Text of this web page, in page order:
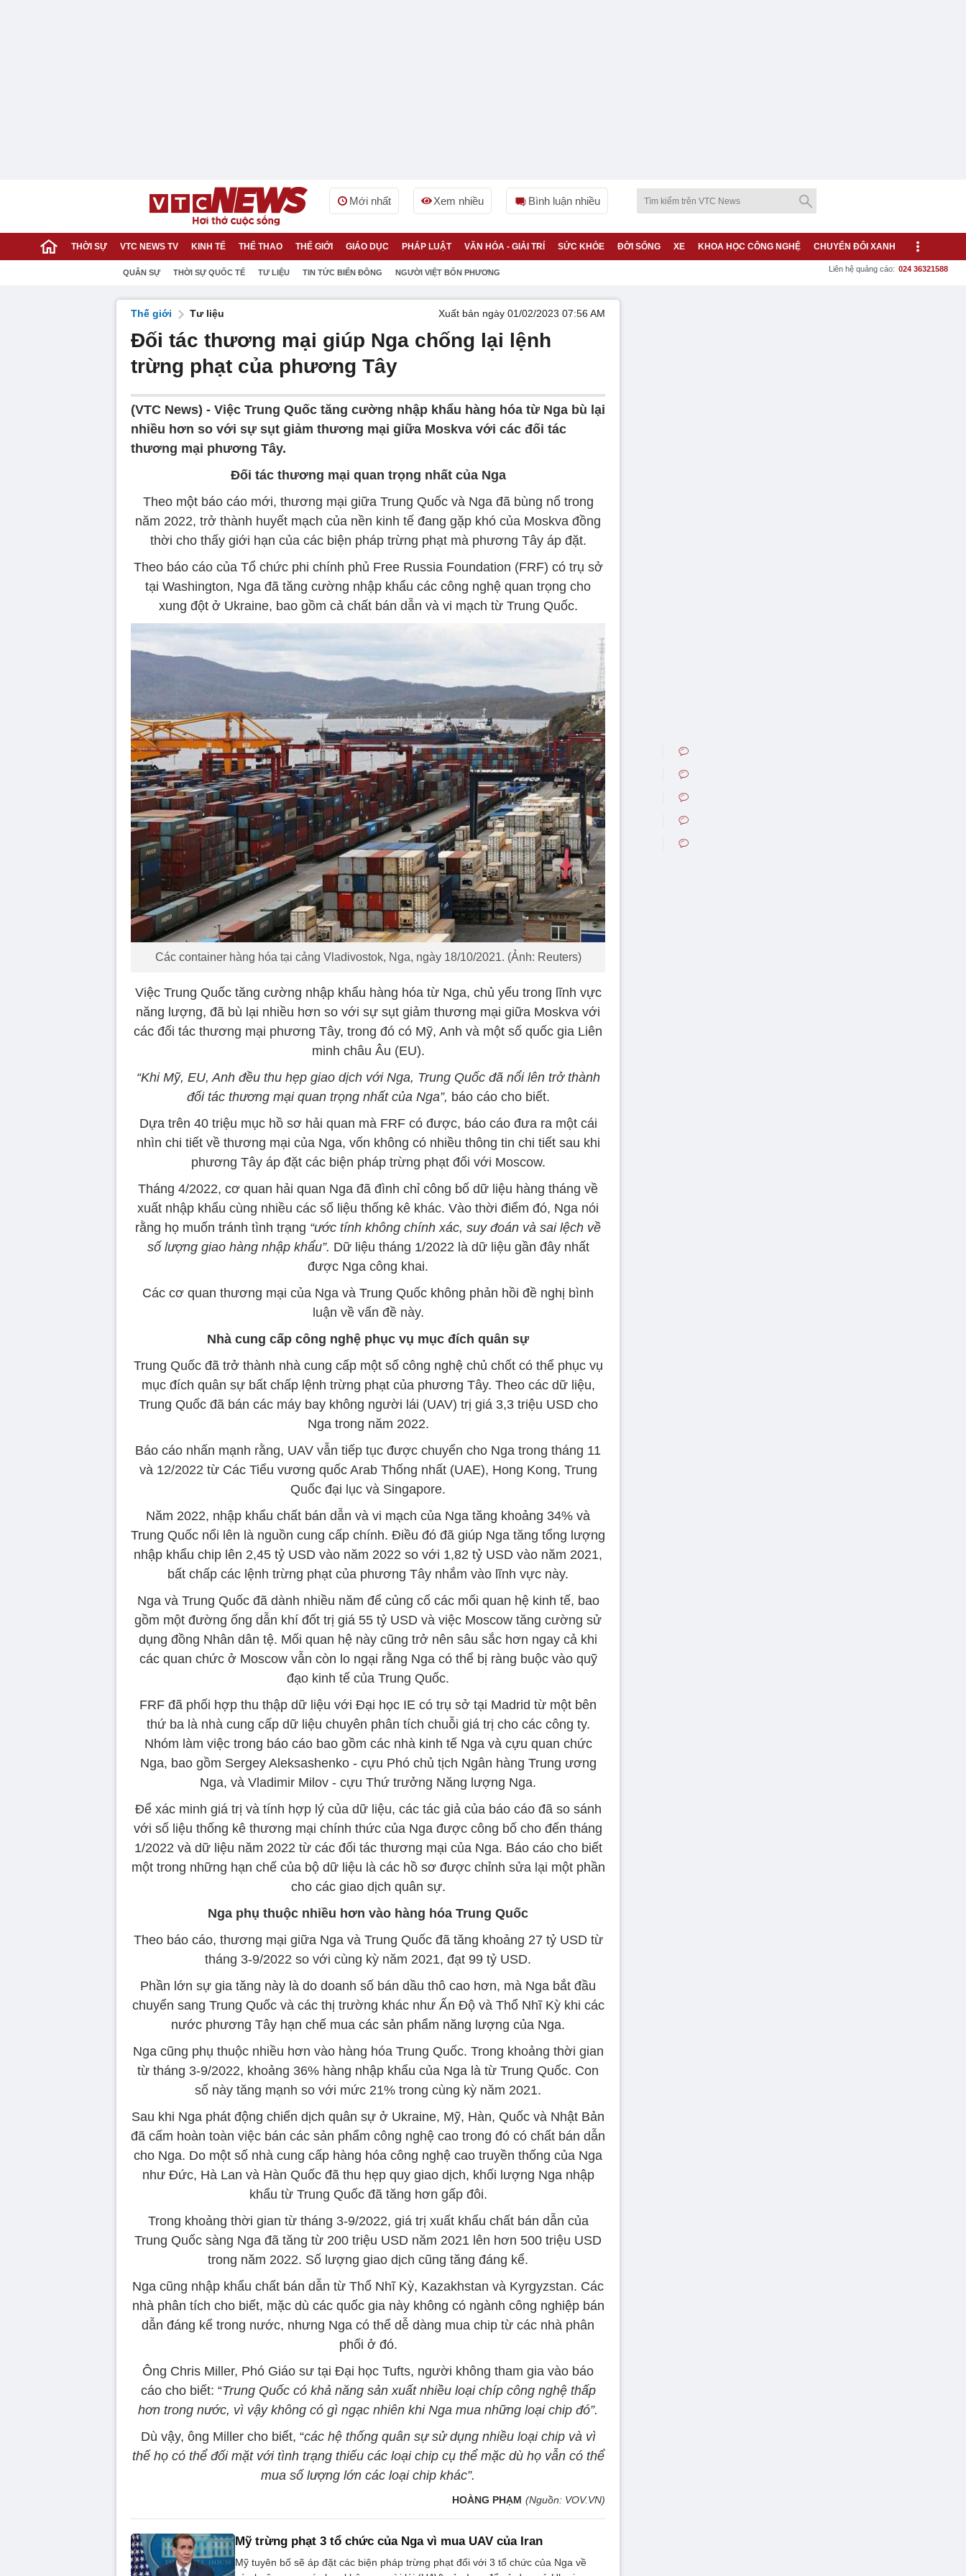
Mới nhất Xem nhiều Bình luận nhiều
THỜI SỰ VTC NEWS TV KINH TẾ THỂ THAO THẾ GIỚI GIÁO DỤC PHÁP LUẬT VĂN HÓA - GIẢI TRÍ SỨC KHỎE ĐỜI SỐNG XE KHOA HỌC CÔNG NGHỆ CHUYỂN ĐỔI XANH
QUÂN SỰ THỜI SỰ QUỐC TẾ TƯ LIỆU TIN TỨC BIỂN ĐÔNG NGƯỜI VIỆT BỐN PHƯƠNG Liên hệ quảng cáo: 024 36321588
Thế giới Tư liệu Xuất bản ngày 01/02/2023 07:56 AM
Đối tác thương mại giúp Nga chống lại lệnh
trừng phạt của phương Tây
(VTC News) - Việc Trung Quốc tăng cường nhập khẩu hàng hóa từ Nga bù lại
nhiều hơn so với sự sụt giảm thương mại giữa Moskva với các đối tác
thương mại phương Tây.
Đối tác thương mại quan trọng nhất của Nga
Theo một báo cáo mới, thương mại giữa Trung Quốc và Nga đã bùng nổ trong
năm 2022, trở thành huyết mạch của nền kinh tế đang gặp khó của Moskva đồng
thời cho thấy giới hạn của các biện pháp trừng phạt mà phương Tây áp đặt.
Theo báo cáo của Tổ chức phi chính phủ Free Russia Foundation (FRF) có trụ sở
tại Washington, Nga đã tăng cường nhập khẩu các công nghệ quan trọng cho
xung đột ở Ukraine, bao gồm cả chất bán dẫn và vi mạch từ Trung Quốc.
Các container hàng hóa tại cảng Vladivostok, Nga, ngày 18/10/2021. (Ảnh: Reuters)
Việc Trung Quốc tăng cường nhập khẩu hàng hóa từ Nga, chủ yếu trong lĩnh vực
năng lượng, đã bù lại nhiều hơn so với sự sụt giảm thương mại giữa Moskva với
các đối tác thương mại phương Tây, trong đó có Mỹ, Anh và một số quốc gia Liên
minh châu Âu (EU).
“Khi Mỹ, EU, Anh đều thu hẹp giao dịch với Nga, Trung Quốc đã nổi lên trở thành
đối tác thương mại quan trọng nhất của Nga”, báo cáo cho biết.
Dựa trên 40 triệu mục hồ sơ hải quan mà FRF có được, báo cáo đưa ra một cái
nhìn chi tiết về thương mại của Nga, vốn không có nhiều thông tin chi tiết sau khi
phương Tây áp đặt các biện pháp trừng phạt đối với Moscow.
Tháng 4/2022, cơ quan hải quan Nga đã đình chỉ công bố dữ liệu hàng tháng về
xuất nhập khẩu cùng nhiều các số liệu thống kê khác. Vào thời điểm đó, Nga nói
rằng họ muốn tránh tình trạng “ước tính không chính xác, suy đoán và sai lệch về
số lượng giao hàng nhập khẩu”. Dữ liệu tháng 1/2022 là dữ liệu gần đây nhất
được Nga công khai.
Các cơ quan thương mại của Nga và Trung Quốc không phản hồi đề nghị bình
luận về vấn đề này.
Nhà cung cấp công nghệ phục vụ mục đích quân sự
Trung Quốc đã trở thành nhà cung cấp một số công nghệ chủ chốt có thể phục vụ
mục đích quân sự bất chấp lệnh trừng phạt của phương Tây. Theo các dữ liệu,
Trung Quốc đã bán các máy bay không người lái (UAV) trị giá 3,3 triệu USD cho
Nga trong năm 2022.
Báo cáo nhấn mạnh rằng, UAV vẫn tiếp tục được chuyển cho Nga trong tháng 11
và 12/2022 từ Các Tiểu vương quốc Arab Thống nhất (UAE), Hong Kong, Trung
Quốc đại lục và Singapore.
Năm 2022, nhập khẩu chất bán dẫn và vi mạch của Nga tăng khoảng 34% và
Trung Quốc nổi lên là nguồn cung cấp chính. Điều đó đã giúp Nga tăng tổng lượng
nhập khẩu chip lên 2,45 tỷ USD vào năm 2022 so với 1,82 tỷ USD vào năm 2021,
bất chấp các lệnh trừng phạt của phương Tây nhắm vào lĩnh vực này.
Nga và Trung Quốc đã dành nhiều năm để củng cố các mối quan hệ kinh tế, bao
gồm một đường ống dẫn khí đốt trị giá 55 tỷ USD và việc Moscow tăng cường sử
dụng đồng Nhân dân tệ. Mối quan hệ này cũng trở nên sâu sắc hơn ngay cả khi
các quan chức ở Moscow vẫn còn lo ngại rằng Nga có thể bị ràng buộc vào quỹ
đạo kinh tế của Trung Quốc.
FRF đã phối hợp thu thập dữ liệu với Đại học IE có trụ sở tại Madrid từ một bên
thứ ba là nhà cung cấp dữ liệu chuyên phân tích chuỗi giá trị cho các công ty.
Nhóm làm việc trong báo cáo bao gồm các nhà kinh tế Nga và cựu quan chức
Nga, bao gồm Sergey Aleksashenko - cựu Phó chủ tịch Ngân hàng Trung ương
Nga, và Vladimir Milov - cựu Thứ trưởng Năng lượng Nga.
Để xác minh giá trị và tính hợp lý của dữ liệu, các tác giả của báo cáo đã so sánh
với số liệu thống kê thương mại chính thức của Nga được công bố cho đến tháng
1/2022 và dữ liệu năm 2022 từ các đối tác thương mại của Nga. Báo cáo cho biết
một trong những hạn chế của bộ dữ liệu là các hồ sơ được chỉnh sửa lại một phần
cho các giao dịch quân sự.
Nga phụ thuộc nhiều hơn vào hàng hóa Trung Quốc
Theo báo cáo, thương mại giữa Nga và Trung Quốc đã tăng khoảng 27 tỷ USD từ
tháng 3-9/2022 so với cùng kỳ năm 2021, đạt 99 tỷ USD.
Phần lớn sự gia tăng này là do doanh số bán dầu thô cao hơn, mà Nga bắt đầu
chuyển sang Trung Quốc và các thị trường khác như Ấn Độ và Thổ Nhĩ Kỳ khi các
nước phương Tây hạn chế mua các sản phẩm năng lượng của Nga.
Nga cũng phụ thuộc nhiều hơn vào hàng hóa Trung Quốc. Trong khoảng thời gian
từ tháng 3-9/2022, khoảng 36% hàng nhập khẩu của Nga là từ Trung Quốc. Con
số này tăng mạnh so với mức 21% trong cùng kỳ năm 2021.
Sau khi Nga phát động chiến dịch quân sự ở Ukraine, Mỹ, Hàn, Quốc và Nhật Bản
đã cấm hoàn toàn việc bán các sản phẩm công nghệ cao trong đó có chất bán dẫn
cho Nga. Do một số nhà cung cấp hàng hóa công nghệ cao truyền thống của Nga
như Đức, Hà Lan và Hàn Quốc đã thu hẹp quy giao dịch, khối lượng Nga nhập
khẩu từ Trung Quốc đã tăng hơn gấp đôi.
Trong khoảng thời gian từ tháng 3-9/2022, giá trị xuất khẩu chất bán dẫn của
Trung Quốc sàng Nga đã tăng từ 200 triệu USD năm 2021 lên hơn 500 triệu USD
trong năm 2022. Số lượng giao dịch cũng tăng đáng kể.
Nga cũng nhập khẩu chất bán dẫn từ Thổ Nhĩ Kỳ, Kazakhstan và Kyrgyzstan. Các
nhà phân tích cho biết, mặc dù các quốc gia này không có ngành công nghiệp bán
dẫn đáng kể trong nước, nhưng Nga có thể dễ dàng mua chip từ các nhà phân
phối ở đó.
Ông Chris Miller, Phó Giáo sư tại Đại học Tufts, người không tham gia vào báo
cáo cho biết: “Trung Quốc có khả năng sản xuất nhiều loại chíp công nghệ thấp
hơn trong nước, vì vậy không có gì ngạc nhiên khi Nga mua những loại chip đó”.
Dù vậy, ông Miller cho biết, “các hệ thống quân sự sử dụng nhiều loại chip và vì
thế họ có thể đối mặt với tình trạng thiếu các loại chip cụ thể mặc dù họ vẫn có thể
mua số lượng lớn các loại chip khác”.
HOÀNG PHẠM (Nguồn: VOV.VN)
Mỹ trừng phạt 3 tổ chức của Nga vì mua UAV của Iran
Mỹ tuyên bố sẽ áp đặt các biện pháp trừng phạt đối với 3 tổ chức của Nga về